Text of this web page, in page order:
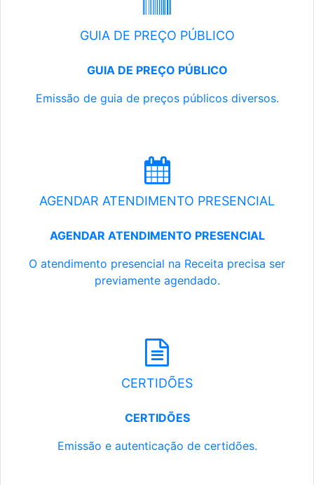
GUIA DE PREÇO PÚBLICO
GUIA DE PREÇO PÚBLICO
Emissão de guia de preços públicos diversos.
AGENDAR ATENDIMENTO PRESENCIAL
AGENDAR ATENDIMENTO PRESENCIAL
O atendimento presencial na Receita precisa ser
previamente agendado.
CERTIDÕES
CERTIDÕES
Emissão e autenticação de certidões.